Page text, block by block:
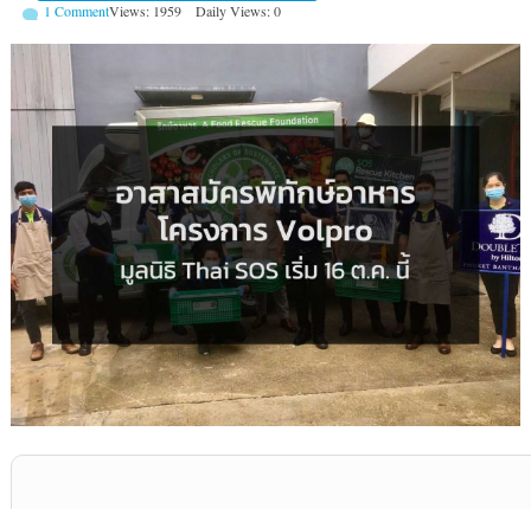
Views: 1959
Daily Views: 0
1 Comment